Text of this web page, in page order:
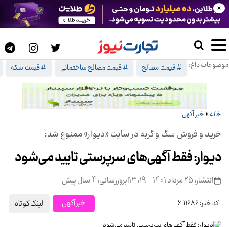
موضوعات داغ: # قیمت مصالح # قیمت مصالح ساختمانی # قیمت سکه
×
خانه» خبر آگهی
خرید و فروش سگ و گربه در سایت «دیوار» ممنوع شد:
دیوار: فقط آگهی‌های سرپرستی تایید می‌شود
انتشار: 25 مرداد 1401 - 13:19 |بروزرسانی: 4 سال پیش
کد خبر: 691686 خبر آگهی لینک کوتاه